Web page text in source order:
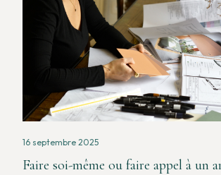
16 septembre 2025
Faire soi-même ou faire appel à un